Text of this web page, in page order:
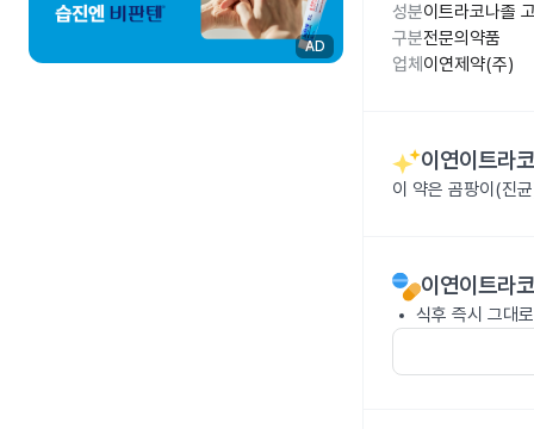
AD
성분이트라코나졸
구분전문의약품
업체 이연제약(주)
이연이트라
이 약은 곰팡이(진
이연이트라
식후 즉시 그대